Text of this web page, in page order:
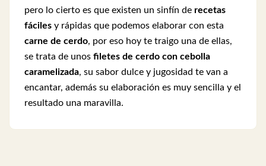
pero lo cierto es que existen un sinfín de recetas
fáciles y rápidas que podemos elaborar con esta
carne de cerdo, por eso hoy te traigo una de ellas,
se trata de unos filetes de cerdo con cebolla
caramelizada, su sabor dulce y jugosidad te van a
encantar, además su elaboración es muy sencilla y el
resultado una maravilla.